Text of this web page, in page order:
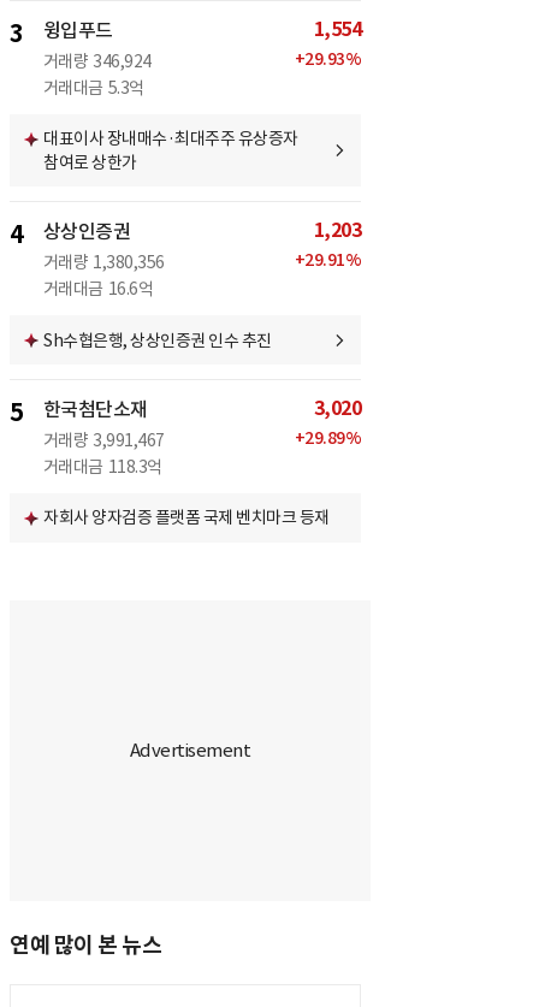
3 윙입푸드
거래량 346,924
거래대금 5.3억
1,554
+29.93%
대표이사 장내매수·최대주주 유상증자
참여로 상한가
4 상상인증권
거래량 1,380,356
거래대금 16.6억
1,203
+29.91%
Sh수협은행, 상상인증권 인수 추진
5 한국첨단소재
거래량 3,991,467
거래대금 118.3억
3,020
+29.89%
자회사 양자검증 플랫폼 국제 벤치마크 등재
연예 많이 본 뉴스